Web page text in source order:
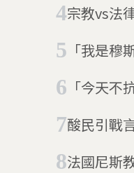
宗教vs法
「我是穆斯林我
「今天不
爆全國抗議
酸民引戰言論不斷
法國尼斯教堂遭恐